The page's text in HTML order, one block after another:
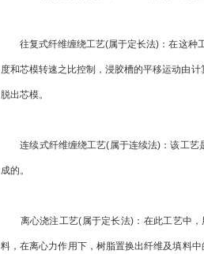
往复式纤维缠绕工艺(属于定长法)：在这种工
度和芯模转速之比控制，浸胶槽的平移运动由
脱出芯模。
连续式纤维缠绕工艺(属于连续法)：该工艺
成的。
离心浇注工艺(属于定长法)：在此工艺中，
料，在离心力作用下，树脂置换出纤维及填料